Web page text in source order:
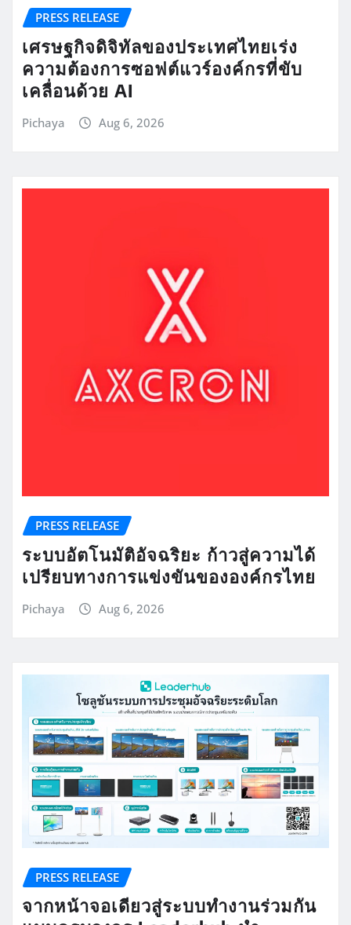
PRESS RELEASE
เศรษฐกิจดิจิทัลของประเทศไทยเร่ง
ความต้องการซอฟต์แวร์องค์กรที่ขับ
เคลื่อนด้วย AI
Pichaya Aug 6, 2026
PRESS RELEASE
ระบบอัตโนมัติอัจฉริยะ ก้าวสู่ความได้
เปรียบทางการแข่งขันขององค์กรไทย
Pichaya Aug 6, 2026
PRESS RELEASE
จากหน้าจอเดียวสู่ระบบทำงานร่วมกัน